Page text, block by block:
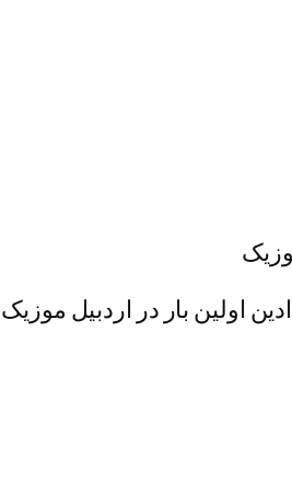
اولین بار در اردبیل